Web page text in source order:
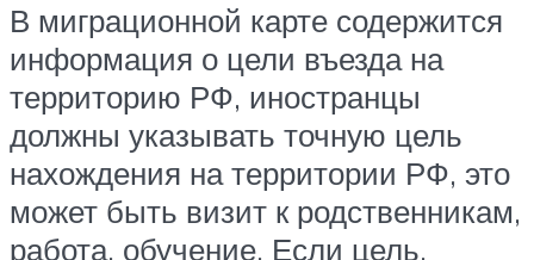
В миграционной карте содержится
информация о цели въезда на
территорию РФ, иностранцы
должны указывать точную цель
нахождения на территории РФ, это
может быть визит к родственникам,
работа, обучение. Если цель,